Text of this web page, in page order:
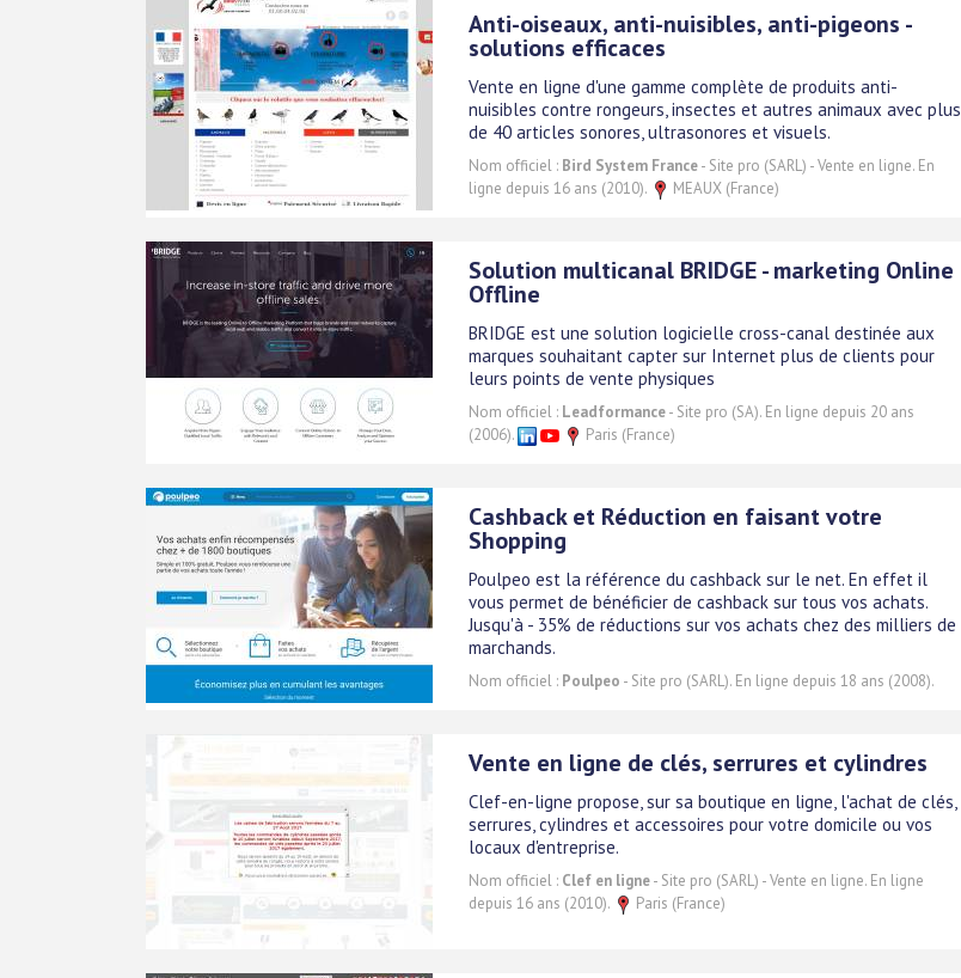
Anti-oiseaux, anti-nuisibles, anti-pigeons -
solutions efficaces
Vente en ligne d'une gamme complète de produits anti-
nuisibles contre rongeurs, insectes et autres animaux avec plus
de 40 articles sonores, ultrasonores et visuels.
Nom officiel : Bird System France- Site pro (SARL) - Vente en ligne. En
ligne depuis 16 ans (2010).
MEAUX (France)
Solution multicanal BRIDGE - marketing Online
Offline
BRIDGE est une solution logicielle cross-canal destinée aux
marques souhaitant capter sur Internet plus de clients pour
leurs points de vente physiques
Nom officiel : Leadformance- Site pro (SA). En ligne depuis 20 ans
(2006).
Paris (France)
Cashback et Réduction en faisant votre
Shopping
Poulpeo est la référence du cashback sur le net. En effet il
vous permet de bénéficier de cashback sur tous vos achats.
Jusqu'à - 35% de réductions sur vos achats chez des milliers de
marchands.
Nom officiel : Poulpeo - Site pro (SARL). En ligne depuis 18 ans (2008).
Vente en ligne de clés, serrures et cylindres
Clef-en-ligne propose, sur sa boutique en ligne, l'achat de clés,
serrures, cylindres et accessoires pour votre domicile ou vos
locaux d'entreprise.
Nom officiel : Clef en ligne- Site pro (SARL) - Vente en ligne. En ligne
depuis 16 ans (2010).
Paris (France)